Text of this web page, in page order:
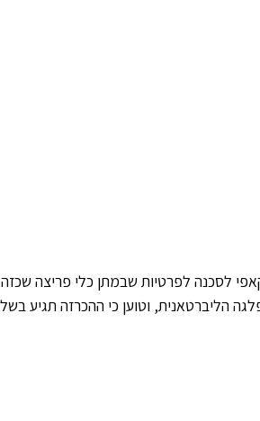
הליברטאנית, וטוען כי ההכרזה תגיע